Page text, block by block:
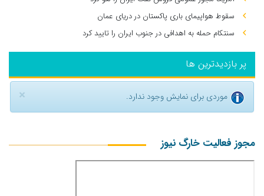
سقوط هواپیمای باری پاکستان در دریای عمان
سنتکام حمله به اهدافی در جنوب ایران را تایید کرد
پر بازدیدترین ها
× موردی برای نمایش وجود ندارد.
مجوز فعالیت خارگ نیوز